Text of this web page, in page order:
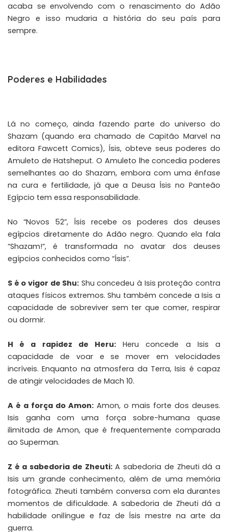
acaba se envolvendo com o renascimento do Adão
Negro e isso mudaria a história do seu país para
sempre.
Poderes e Habilidades
Lá no começo, ainda fazendo parte do universo do
Shazam (quando era chamado de Capitão Marvel na
editora Fawcett Comics), Ísis, obteve seus poderes do
Amuleto de Hatsheput. O Amuleto lhe concedia poderes
semelhantes ao do Shazam, embora com uma ênfase
na cura e fertilidade, já que a Deusa Ísis no Panteão
Egípcio tem essa responsabilidade.
No “Novos 52”, Ísis recebe os poderes dos deuses
egípcios diretamente do Adão negro. Quando ela fala
“Shazam!”, é transformada no avatar dos deuses
egípcios conhecidos como “Ísis”.
S é o vigor de Shu: Shu concedeu à Isis proteção contra
ataques físicos extremos. Shu também concede a Isis a
capacidade de sobreviver sem ter que comer, respirar
ou dormir.
H é a rapidez de Heru: Heru concede a Isis a
capacidade de voar e se mover em velocidades
incríveis. Enquanto na atmosfera da Terra, Isis é capaz
de atingir velocidades de Mach 10.
A é a força do Amon: Amon, o mais forte dos deuses.
Isis ganha com uma força sobre-humana quase
ilimitada de Amon, que é frequentemente comparada
ao Superman.
Z é a sabedoria de Zheuti:A sabedoria de Zheuti dá a
Isis um grande conhecimento, além de uma memória
fotográfica. Zheuti também conversa com ela durantes
momentos de dificuldade. A sabedoria de Zheuti dá a
habilidade onilíngue e faz de Ísis mestre na arte da
guerra.